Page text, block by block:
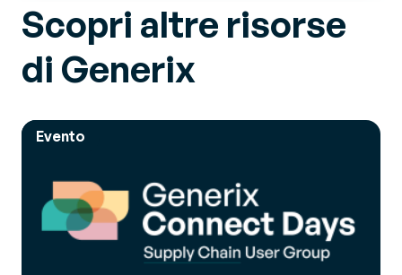
Scopri altre risorse
di Generix
Evento